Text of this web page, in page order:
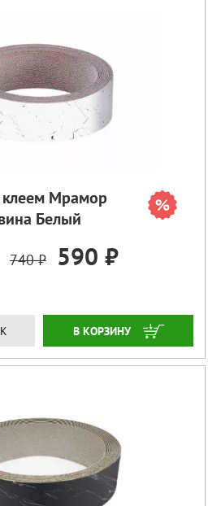
Мрамор
Белый
740 ₽ 590 ₽
ЗАКАЗАТЬ